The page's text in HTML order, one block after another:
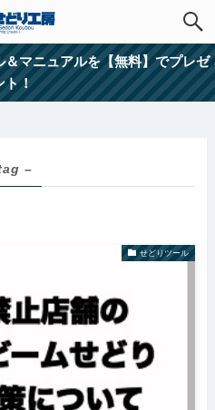
マニュアルを【無料】でプレゼ
ト！
–
せどりツール